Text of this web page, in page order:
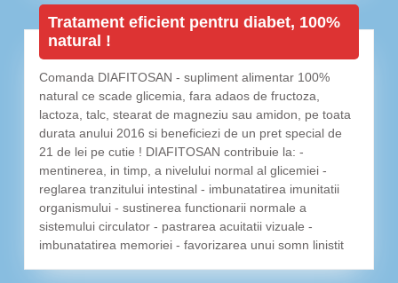
Tratament eficient pentru diabet, 100%
natural !
Comanda DIAFITOSAN - supliment alimentar 100%
natural ce scade glicemia, fara adaos de fructoza,
lactoza, talc, stearat de magneziu sau amidon, pe toata
durata anului 2016 si beneficiezi de un pret special de
21 de lei pe cutie ! DIAFITOSAN contribuie la: -
mentinerea, in timp, a nivelului normal al glicemiei -
reglarea tranzitului intestinal - imbunatatirea imunitatii
organismului - sustinerea functionarii normale a
sistemului circulator - pastrarea acuitatii vizuale -
imbunatatirea memoriei - favorizarea unui somn linistit